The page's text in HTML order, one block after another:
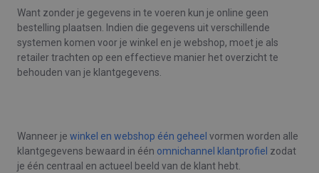
Want zonder je gegevens in te voeren kun je online geen
bestelling plaatsen. Indien die gegevens uit verschillende
systemen komen voor je winkel en je webshop, moet je als
retailer trachten op een effectieve manier het overzicht te
behouden van je klantgegevens.
Wanneer je winkel en webshop één geheel vormen worden alle
klantgegevens bewaard in één omnichannel klantprofiel zodat
je één centraal en actueel beeld van de klant hebt.